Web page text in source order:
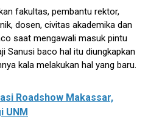
fakultas, pembantu rektor,
dosen, civitas akademika dan
saat mengawali masuk pintu
Sanusi baco hal itu diungkapkan
kala melakukan hal yang baru.
Roadshow Makassar,
UNM